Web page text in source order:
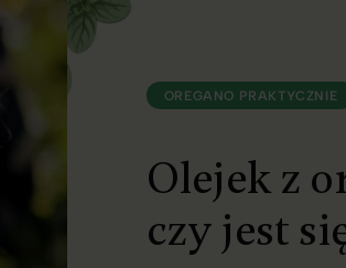
OREGANO PRAKTYCZNIE
Olejek z
czy jest